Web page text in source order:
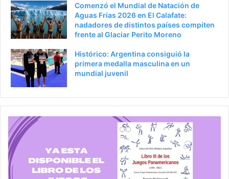
Comenzó el Mundial de Natación de
Aguas Frías 2026 en El Calafate:
nadadores de distintos países compiten
frente al Glaciar Perito Moreno
Histórico: Argentina consiguió la
primera medalla masculina en un
mundial juvenil